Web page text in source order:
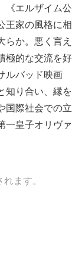
《エルザイム公
王家の風格に相
らか。悪く言え
極的な交流を好
ルバッド映画
知り合い、縁を
国際社会での立
一皇子オリヴァ
ます。